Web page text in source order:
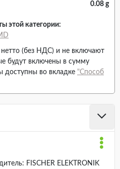
0.08 g
этой категории:
(без НДС) и не включают
будут включены в сумму
доступны во вкладке "Способ
FISCHER ELEKTRONIK